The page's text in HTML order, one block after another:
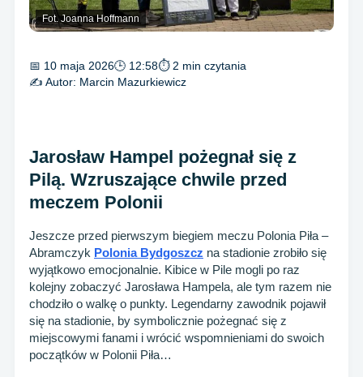
Fot. Joanna Hoffmann
📅 10 maja 2026🕒 12:58⏱ 2 min czytania
✍️ Autor: Marcin Mazurkiewicz
Jarosław Hampel pożegnał się z
Pilą. Wzruszające chwile przed
meczem Polonii
Jeszcze przed pierwszym biegiem meczu Polonia Piła –
Abramczyk Polonia Bydgoszcz na stadionie zrobiło się
wyjątkowo emocjonalnie. Kibice w Pile mogli po raz
kolejny zobaczyć Jarosława Hampela, ale tym razem nie
chodziło o walkę o punkty. Legendarny zawodnik pojawił
się na stadionie, by symbolicznie pożegnać się z
miejscowymi fanami i wrócić wspomnieniami do swoich
początków w Polonii Piła…